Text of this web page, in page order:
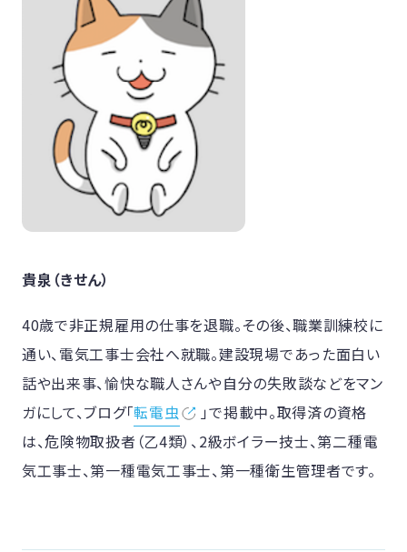
貴泉（きせん）
40歳で非正規雇用の仕事を退職。その後、職業訓練校に
通い、電気工事士会社へ就職。建設現場であった面白い
話や出来事、愉快な職人さんや自分の失敗談などをマン
ガにして、ブログ「転電虫
」で掲載中。取得済の資格
は、危険物取扱者（乙4類）、2級ボイラー技士、第二種電
気工事士、第一種電気工事士、第一種衛生管理者です。